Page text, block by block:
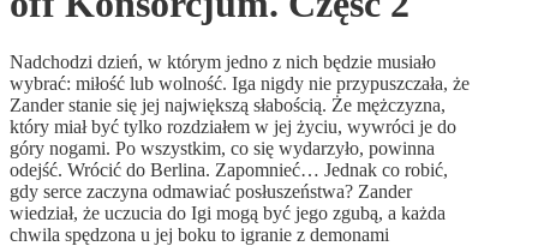
Nadchodzi dzień, w którym jedno z nich będzie musiało
wybrać: miłość lub wolność. Iga nigdy nie przypuszczała, że
Zander stanie się jej największą słabością. Że mężczyzna,
który miał być tylko rozdziałem w jej życiu, wywróci je do
góry nogami. Po wszystkim, co się wydarzyło, powinna
odejść. Wrócić do Berlina. Zapomnieć… Jednak co robić,
gdy serce zaczyna odmawiać posłuszeństwa? Zander
wiedział, że uczucia do Igi mogą być jego zgubą, a każda
chwila spędzona u jej boku to igranie z demonami